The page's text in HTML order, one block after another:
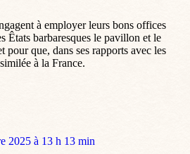
à employer leurs bons offices
Êtats barbaresques le pavillon et le
pour que, dans ses rapports avec les
à la France.
2025 à 13 h 13 min